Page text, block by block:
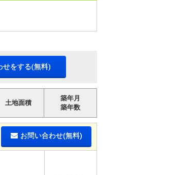
せをする(無料)
土地面積
築年月
築年数
お問い合わせ(無料)